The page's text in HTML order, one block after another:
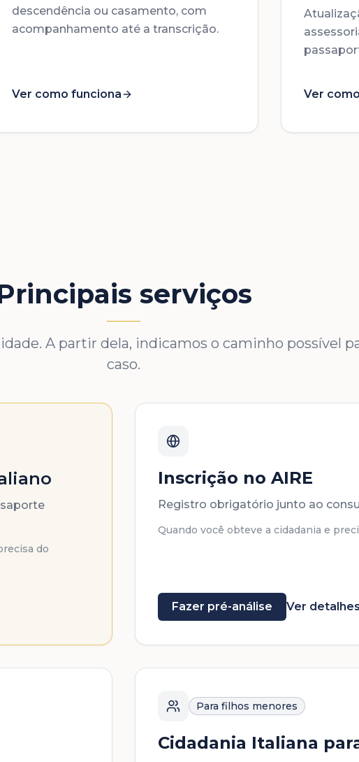
descendência ou casamento, com
acompanhamento até a transcrição.
Ver como funciona Ver
serviços
A partir dela, indicamos o caminho possível
caso.
do
Inscrição no AIRE
Registro obrigatório junto ao
Quando você obteve a cidadania e
Fazer pré-análise Ver detalhes
Para filhos menores
Cidadania Italiana